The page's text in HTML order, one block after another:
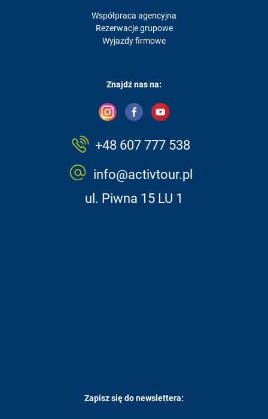
Współpraca agencyjna
Rezerwacje grupowe
Wyjazdy firmowe
Znajdź nas na:
+48 607 777 538
info@activtour.pl
ul. Piwna 15 LU 1
Zapisz się do newslettera: